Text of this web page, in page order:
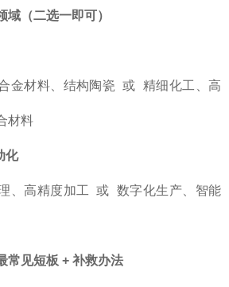
域（二选一即可）
金材料、结构陶瓷 或 精细化工、高
材料
化
、高精度加工 或 数字化生产、智能
常见短板 + 补救办法